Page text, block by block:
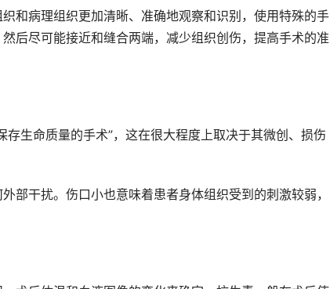
病理组织更加清晰、准确地观察和识别，使用特殊的手
后尽可能接近和缝合两端，减少组织创伤，提高手术的准
生命质量的手术”，这在很大程度上取决于其微创、损伤
干扰。伤口小也意味着患者身体组织受到的刺激较弱，